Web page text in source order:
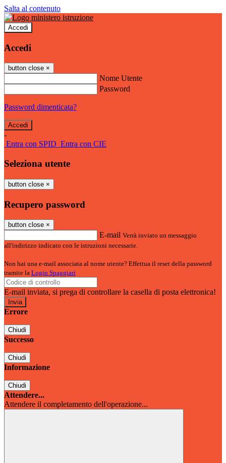
Salta al contenuto
Accedi
Accedi
button close ×
Nome Utente
Password
Password dimenticata?
-
Entra con SPID Entra con CIE
Seleziona utente
button close ×
Recupero password
button close ×
E-mail Verrà inviato un messaggio
all'indirizzo indicato con le istruzioni necessarie.
Non hai una e-mail associata al nome utente? Effettua il reset della password
tramite la Login Spaggiari
E-mail inviata, si prega di controllare la casella di posta elettronica!
Errore
Chiudi
Successo
Chiudi
Informazione
Chiudi
Attendere...
Attendere il completamento dell'operazione...